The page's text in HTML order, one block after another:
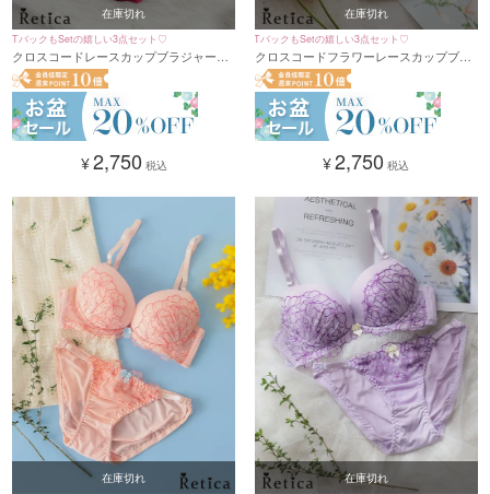
在庫切れ
TバックもSetの嬉しい3点セット♡
クロスコードレースカップブラジャー＆
ショーツ3点セット(A～F/65～80)
¥2,750 税込
在庫切れ
TバックもSetの嬉しい3点セット♡
クロスコードフラワーレースカップブラ
ジャー＆ショーツ3点セット(A～F/65～
80)
¥2,750 税込
在庫切れ 在庫切れ